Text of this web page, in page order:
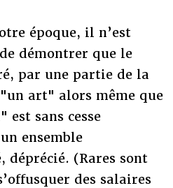
époque, il n’est
démontrer que le
par une partie de la
art" alors même que
sans cesse
ensemble
(Rares sont
des salaires